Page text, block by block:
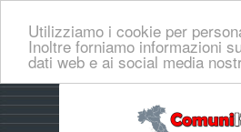
Utilizziamo i cookie per
Inoltre forniamo informazioni
dati web e ai social media